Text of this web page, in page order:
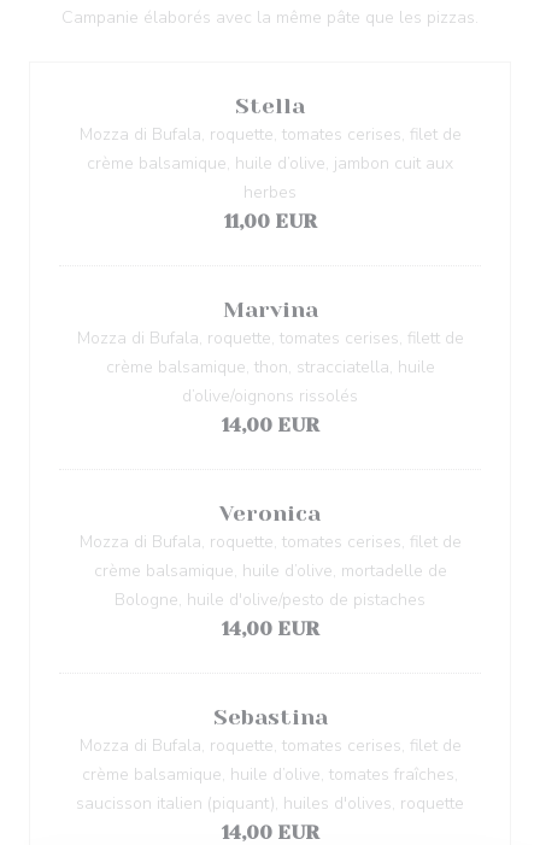
Campanie élaborés avec la même pâte que les pizzas.
Stella
Mozza di Bufala, roquette, tomates cerises, filet de
crème balsamique, huile d’olive, jambon cuit aux
herbes
11,00 EUR
Marvina
Mozza di Bufala, roquette, tomates cerises, filett de
crème balsamique, thon, stracciatella, huile
d’olive/oignons rissolés
14,00 EUR
Veronica
Mozza di Bufala, roquette, tomates cerises, filet de
crème balsamique, huile d’olive, mortadelle de
Bologne, huile d'olive/pesto de pistaches
14,00 EUR
Sebastina
Mozza di Bufala, roquette, tomates cerises, filet de
crème balsamique, huile d’olive, tomates fraîches,
saucisson italien (piquant), huiles d'olives, roquette
14,00 EUR